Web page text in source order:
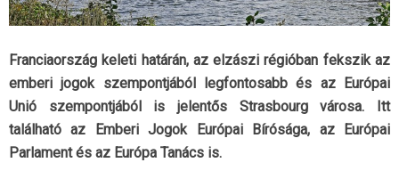
Franciaország keleti határán, az elzászi régióban fekszik az
emberi jogok szempontjából legfontosabb és az Európai
Unió szempontjából is jelentős Strasbourg városa. Itt
található az Emberi Jogok Európai Bírósága, az Európai
Parlament és az Európa Tanács is.